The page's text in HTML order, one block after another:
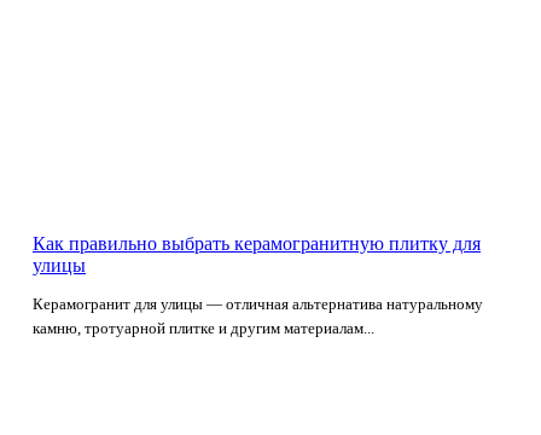
Как правильно выбрать керамогранитную плитку для
улицы
Керамогранит для улицы — отличная альтернатива натуральному
камню, тротуарной плитке и другим материалам...